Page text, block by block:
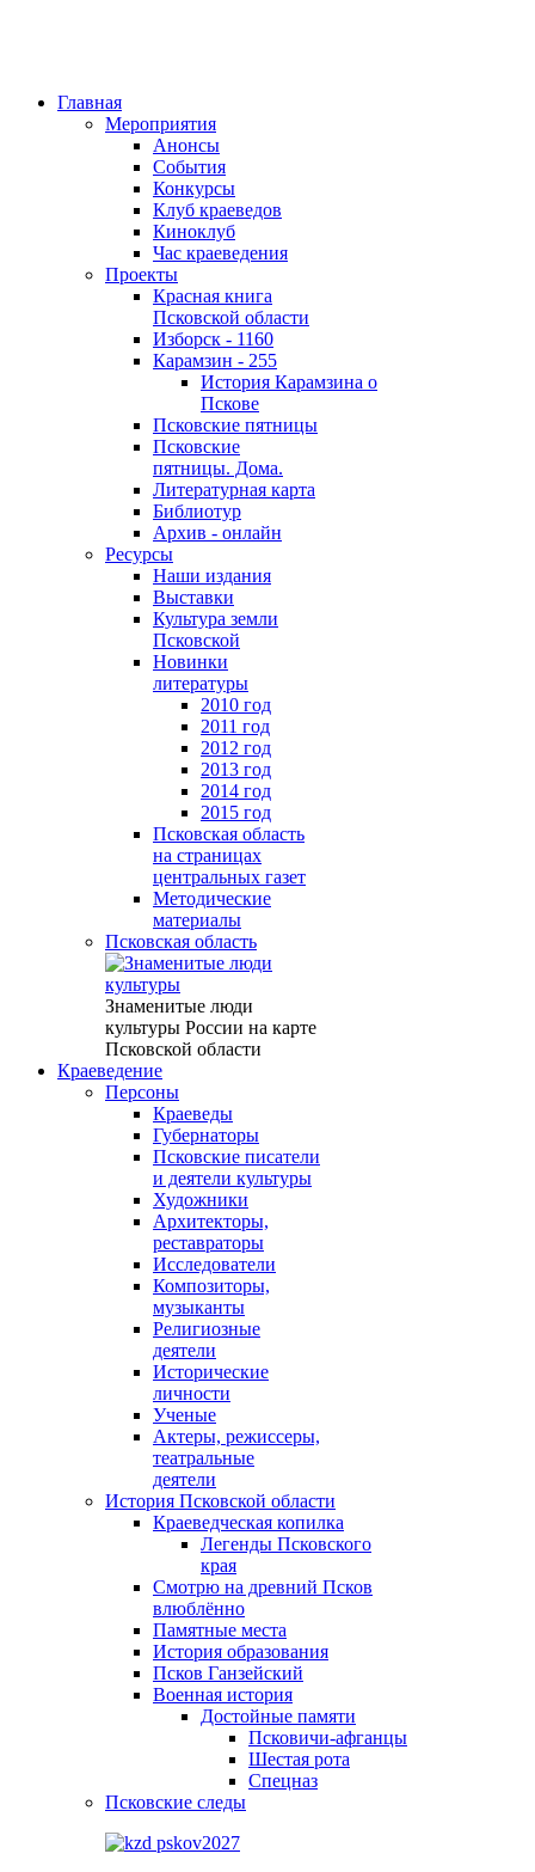
Главная
Мероприятия
Анонсы
События
Конкурсы
Клуб краеведов
Киноклуб
Час краеведения
Проекты
Красная книга
Псковской области
Изборск - 1160
Карамзин - 255
История Карамзина о
Пскове
Псковские пятницы
Псковские
пятницы. Дома.
Литературная карта
Библиотур
Архив - онлайн
Ресурсы
Наши издания
Выставки
Культура земли
Псковской
Новинки
литературы
2010 год
2011 год
2012 год
2013 год
2014 год
2015 год
Псковская область
на страницах
центральных газет
Методические
материалы
Псковская область
Знаменитые люди
культуры России на карте
Псковской области
Краеведение
Персоны
Краеведы
Губернаторы
Псковские писатели
и деятели культуры
Художники
Архитекторы,
реставраторы
Исследователи
Композиторы,
музыканты
Религиозные
деятели
Исторические
личности
Ученые
Актеры, режиссеры,
театральные
деятели
История Псковской области
Краеведческая копилка
Легенды Псковского
края
Смотрю на древний Псков
влюблённо
Памятные места
История образования
Псков Ганзейский
Военная история
Достойные памяти
Псковичи-афганцы
Шестая рота
Спецназ
Псковские следы